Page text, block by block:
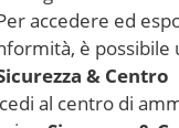
accedere ed
è possibile
& Centro
al centro di